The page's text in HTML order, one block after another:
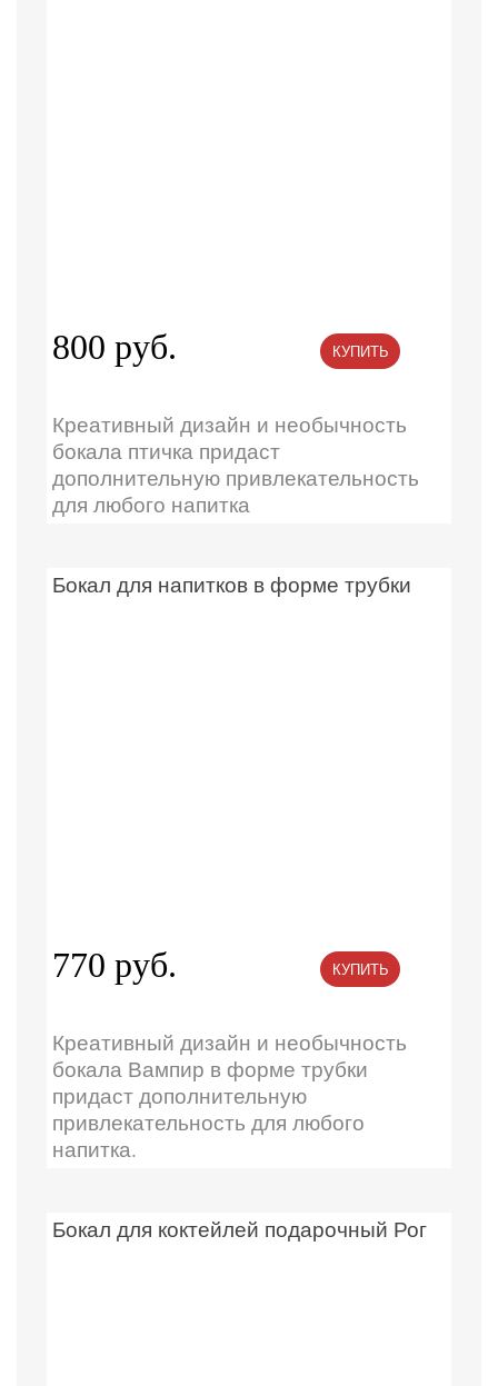
800 руб. КУПИТЬ
Креативный дизайн и необычность
бокала птичка придаст
дополнительную привлекательность
для любого напитка
Бокал для напитков в форме трубки
770 руб. КУПИТЬ
Креативный дизайн и необычность
бокала Вампир в форме трубки
придаст дополнительную
привлекательность для любого
напитка.
Бокал для коктейлей подарочный Рог